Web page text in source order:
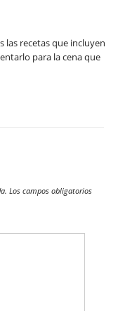
las recetas que incluyen
para la cena que
Los campos obligatorios